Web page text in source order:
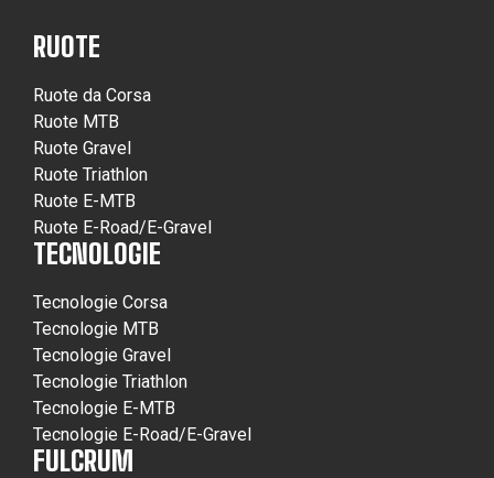
RUOTE
Ruote da Corsa
Ruote MTB
Ruote Gravel
Ruote Triathlon
Ruote E-MTB
Ruote E-Road/E-Gravel
TECNOLOGIE
Tecnologie Corsa
Tecnologie MTB
Tecnologie Gravel
Tecnologie Triathlon
Tecnologie E-MTB
Tecnologie E-Road/E-Gravel
FULCRUM